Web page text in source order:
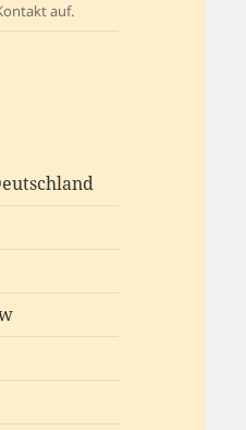
auf.